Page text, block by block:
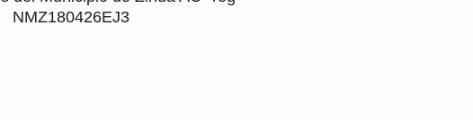
NMZ180426EJ3